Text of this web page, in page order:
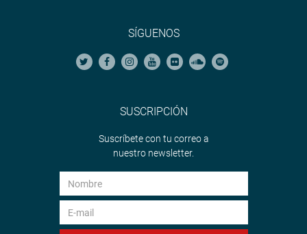
SÍGUENOS
SUSCRIPCIÓN
Suscríbete con tu correo a
nuestro newsletter.